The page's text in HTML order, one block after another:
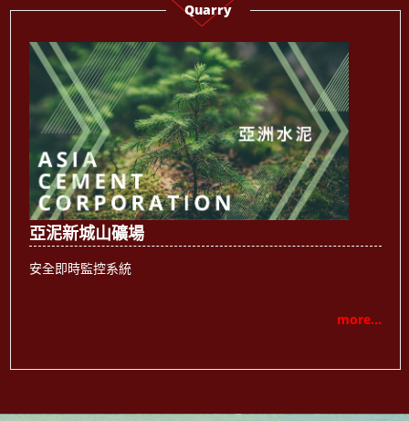
Quarry
亞泥新城山礦場
安全即時監控系統
more...